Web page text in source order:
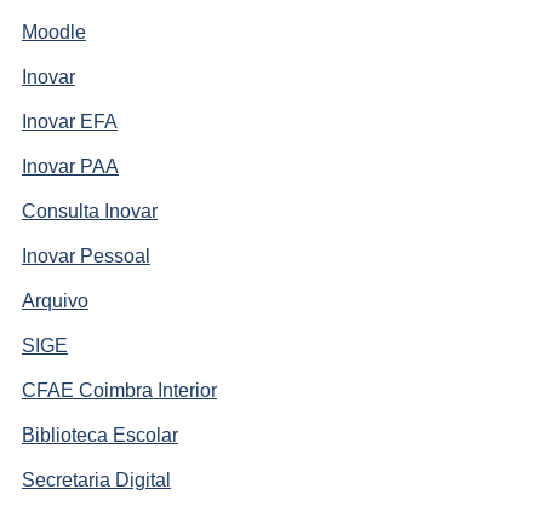
Moodle
Inovar
Inovar EFA
Inovar PAA
Consulta Inovar
Inovar Pessoal
Arquivo
SIGE
CFAE Coimbra Interior
Biblioteca Escolar
Secretaria Digital